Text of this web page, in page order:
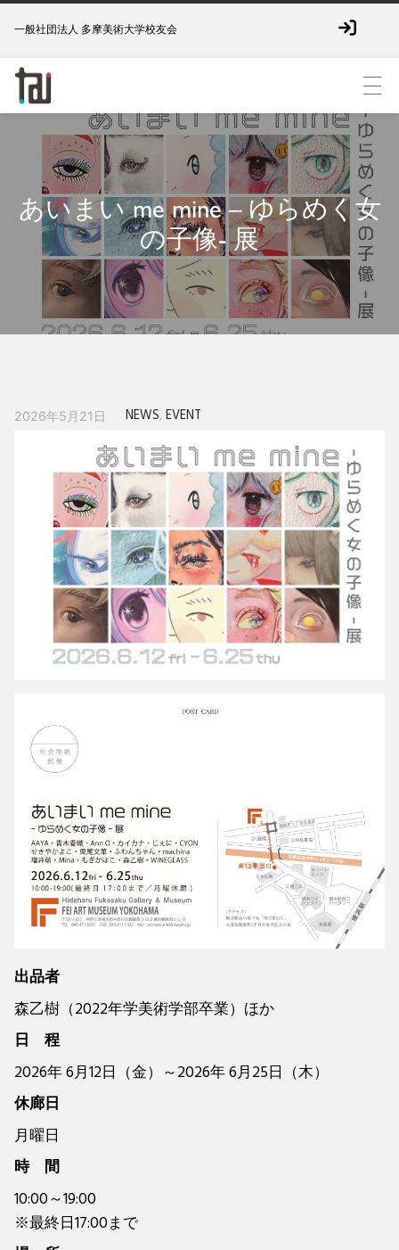
一般社団法人 多摩美術大学校友会
あいまい me mine – ゆらめく女
の子像- 展
2026年5月21日 NEWS, EVENT
出品者
森乙樹（2022年学美術学部卒業）ほか
日 程
2026年 6月12日（金）～2026年 6月25日（木）
休廊日
月曜日
時 間
10:00～19:00
※最終日17:00まで